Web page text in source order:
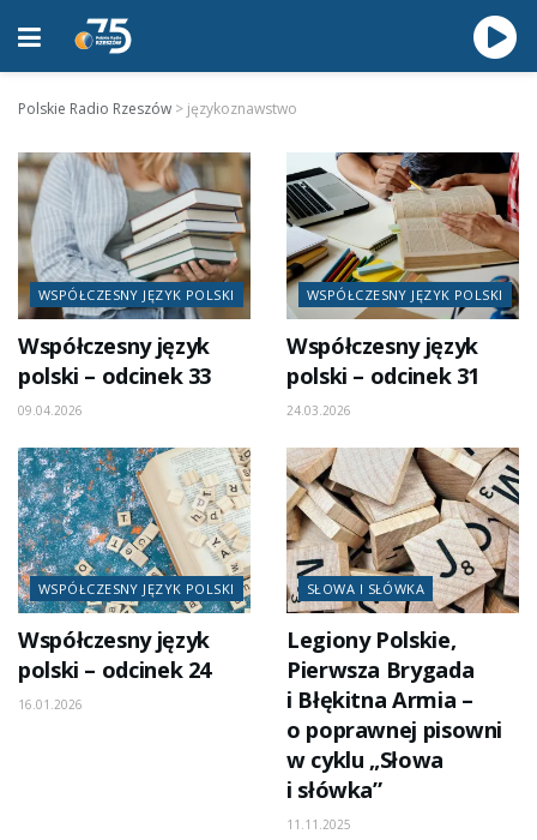
Polskie Radio Rzeszów > językoznawstwo
WSPÓŁCZESNY JĘZYK POLSKI
Współczesny język
polski – odcinek 33
09.04.2026
WSPÓŁCZESNY JĘZYK POLSKI
Współczesny język
polski – odcinek 31
24.03.2026
WSPÓŁCZESNY JĘZYK POLSKI
Współczesny język
polski – odcinek 24
16.01.2026
SŁOWA I SŁÓWKA
Legiony Polskie,
Pierwsza Brygada
i Błękitna Armia –
o poprawnej pisowni
w cyklu „Słowa
i słówka”
11.11.2025